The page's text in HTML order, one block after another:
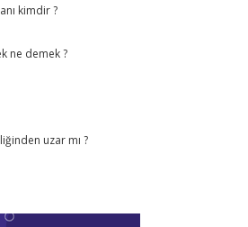
kimdir ?
ne demek ?
uzar mı ?